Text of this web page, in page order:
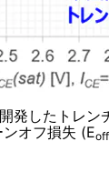
発したトレン
オフ損失 (Eoff